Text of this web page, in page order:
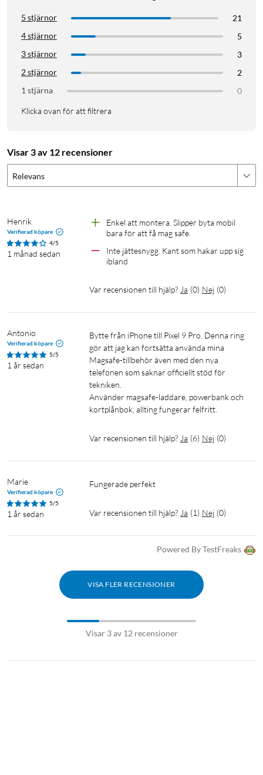
5 stjärnor
21
4 stjärnor
5
3 stjärnor
3
2 stjärnor
2
1 stjärna
0
Klicka ovan för att filtrera
Visar 3 av 12 recensioner
Relevans
Henrik
Verifierad köpare
4/5
1 månad sedan
Enkel att montera. Slipper byta mobil
bara för att få mag safe.
Inte jättesnygg. Kant som hakar upp sig
ibland
Var recensionen till hjälp? Ja (0) Nej (0)
Antonio
Verifierad köpare
5/5
1 år sedan
Bytte från iPhone till Pixel 9 Pro. Denna ring
gör att jag kan fortsätta använda mina
Magsafe-tillbehör även med den nya
telefonen som saknar officiellt stöd för
tekniken.
Använder magsafe-laddare, powerbank och
kortplånbok, allting fungerar felfritt.
Var recensionen till hjälp? Ja (6) Nej (0)
Marie
Verifierad köpare
5/5
1 år sedan
Fungerade perfekt
Var recensionen till hjälp? Ja (1) Nej (0)
Powered By TestFreaks
VISA FLER RECENSIONER
Visar 3 av 12 recensioner